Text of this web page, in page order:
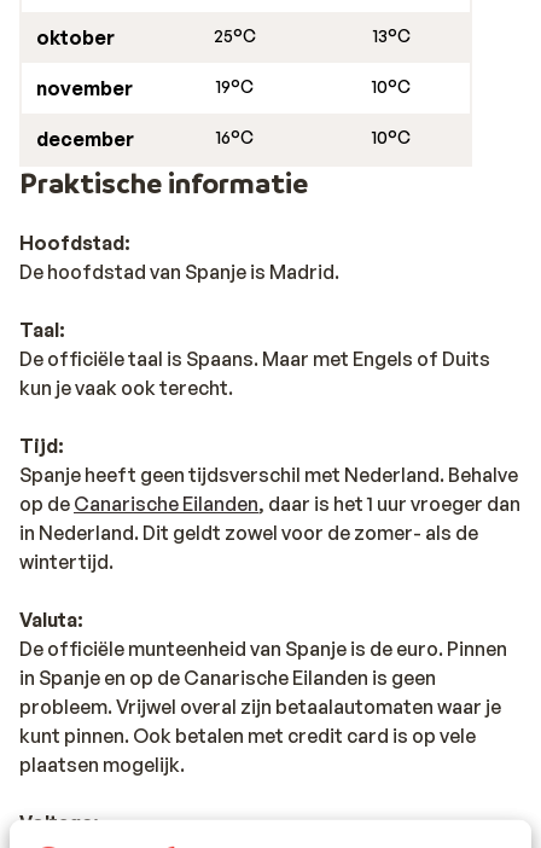
oktober 25°C 13°C
november 19°C 10°C
december 16°C 10°C
Praktische informatie
Hoofdstad:
De hoofdstad van Spanje is Madrid.
Taal:
De officiële taal is Spaans. Maar met Engels of Duits
kun je vaak ook terecht.
Tijd:
Spanje heeft geen tijdsverschil met Nederland. Behalve
op de Canarische Eilanden, daar is het 1 uur vroeger dan
in Nederland. Dit geldt zowel voor de zomer- als de
wintertijd.
Valuta:
De officiële munteenheid van Spanje is de euro. Pinnen
in Spanje en op de Canarische Eilanden is geen
probleem. Vrijwel overal zijn betaalautomaten waar je
kunt pinnen. Ook betalen met credit card is op vele
plaatsen mogelijk.
Voltage: